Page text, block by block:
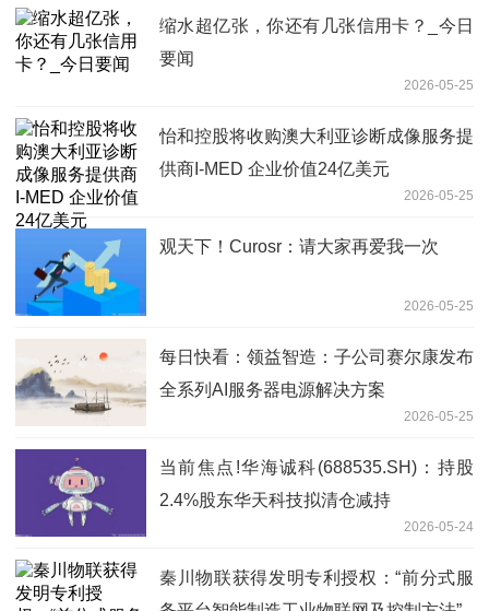
缩水超亿张，你还有几张信用卡？_今日
要闻
2026-05-25
怡和控股将收购澳大利亚诊断成像服务提
供商I-MED 企业价值24亿美元
2026-05-25
观天下！Curosr：请大家再爱我一次
2026-05-25
每日快看：领益智造：子公司赛尔康发布
全系列AI服务器电源解决方案
2026-05-25
当前焦点!华海诚科(688535.SH)：持股
2.4%股东华天科技拟清仓减持
2026-05-24
秦川物联获得发明专利授权：“前分式服